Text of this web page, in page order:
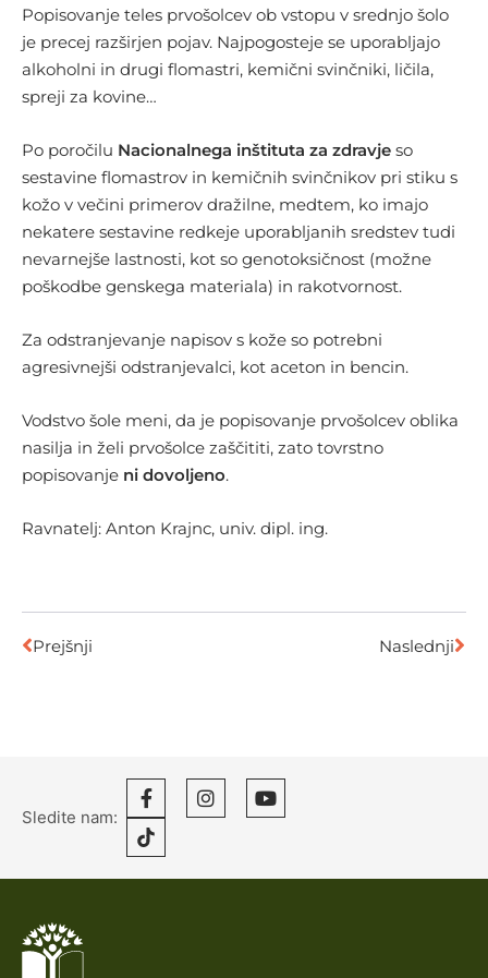
Popisovanje teles prvošolcev ob vstopu v srednjo šolo
je precej razširjen pojav. Najpogosteje se uporabljajo
alkoholni in drugi flomastri, kemični svinčniki, ličila,
spreji za kovine…
Po poročilu Nacionalnega inštituta za zdravje so
sestavine flomastrov in kemičnih svinčnikov pri stiku s
kožo v večini primerov dražilne, medtem, ko imajo
nekatere sestavine redkeje uporabljanih sredstev tudi
nevarnejše lastnosti, kot so genotoksičnost (možne
poškodbe genskega materiala) in rakotvornost.
Za odstranjevanje napisov s kože so potrebni
agresivnejši odstranjevalci, kot aceton in bencin.
Vodstvo šole meni, da je popisovanje prvošolcev oblika
nasilja in želi prvošolce zaščititi, zato tovrstno
popisovanje ni dovoljeno.
Ravnatelj: Anton Krajnc, univ. dipl. ing.
Prejšnji Naslednji
Sledite nam: